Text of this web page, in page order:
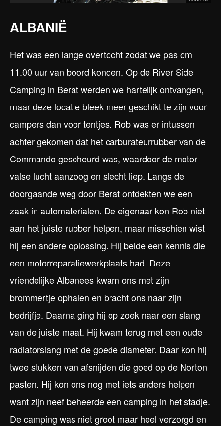
ALBANIË
Het was een lange overtocht zodat we pas om
11.00 uur van boord konden. Op de River Side
Camping in Berat werden we hartelijk ontvangen,
maar deze locatie bleek meer geschikt te zijn voor
campers dan voor tentjes. Rob was er intussen
achter gekomen dat het carburateurrubber van de
Commando gescheurd was, waardoor de motor
valse lucht aanzoog en slecht liep. Langs de
doorgaande weg door Berat ontdekten we een
zaak in automaterialen. De eigenaar kon Rob niet
aan het juiste rubber helpen, maar misschien wist
hij een andere oplossing. Hij belde een kennis die
een motorreparatiewerkplaats had. Deze
vriendelijke Albanees kwam ons met zijn
brommertje ophalen en bracht ons naar zijn
bedrijfje. Daarna ging hij op zoek naar een slang
van de juiste maat. Hij kwam terug met een oude
radiatorslang met de goede diameter. Daar kon hij
twee stukken van afsnijden die goed op de Norton
pasten. Hij kon ons nog met iets anders helpen
want zijn neef beheerde een camping in het stadje.
De camping was niet groot maar heel verzorgd en